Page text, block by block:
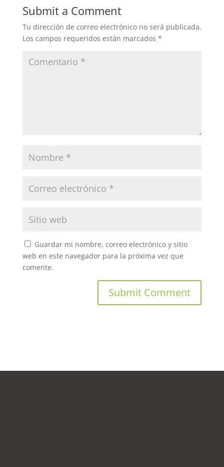
Submit a Comment
Tu dirección de correo electrónico no será publicada.
Los campos requeridos están marcados *
Guardar mi nombre, correo electrónico y sitio
web en este navegador para la próxima vez que
comente.